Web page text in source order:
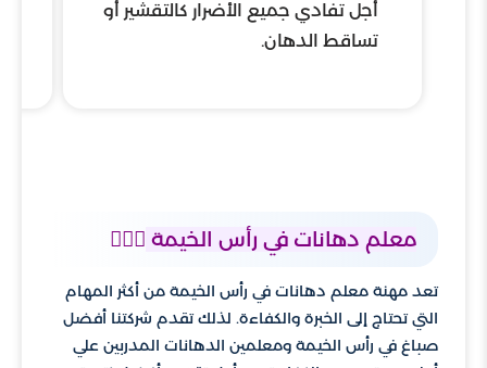
أجل تفادي جميع الأضرار كالتقشير أو
تساقط الدهان.
معلم دهانات في رأس الخيمة 👷🏼‍♂️
تعد مهنة معلم دهانات في رأس الخيمة من أكثر المهام
التي تحتاج إلى الخبرة والكفاءة. لذلك تقدم شركتنا أفضل
صباغ في رأس الخيمة ومعلمين الدهانات المدربين علي